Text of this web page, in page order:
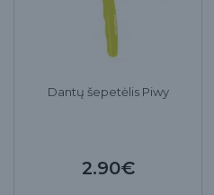
Dantų šepetėlis Piwy
2.90€